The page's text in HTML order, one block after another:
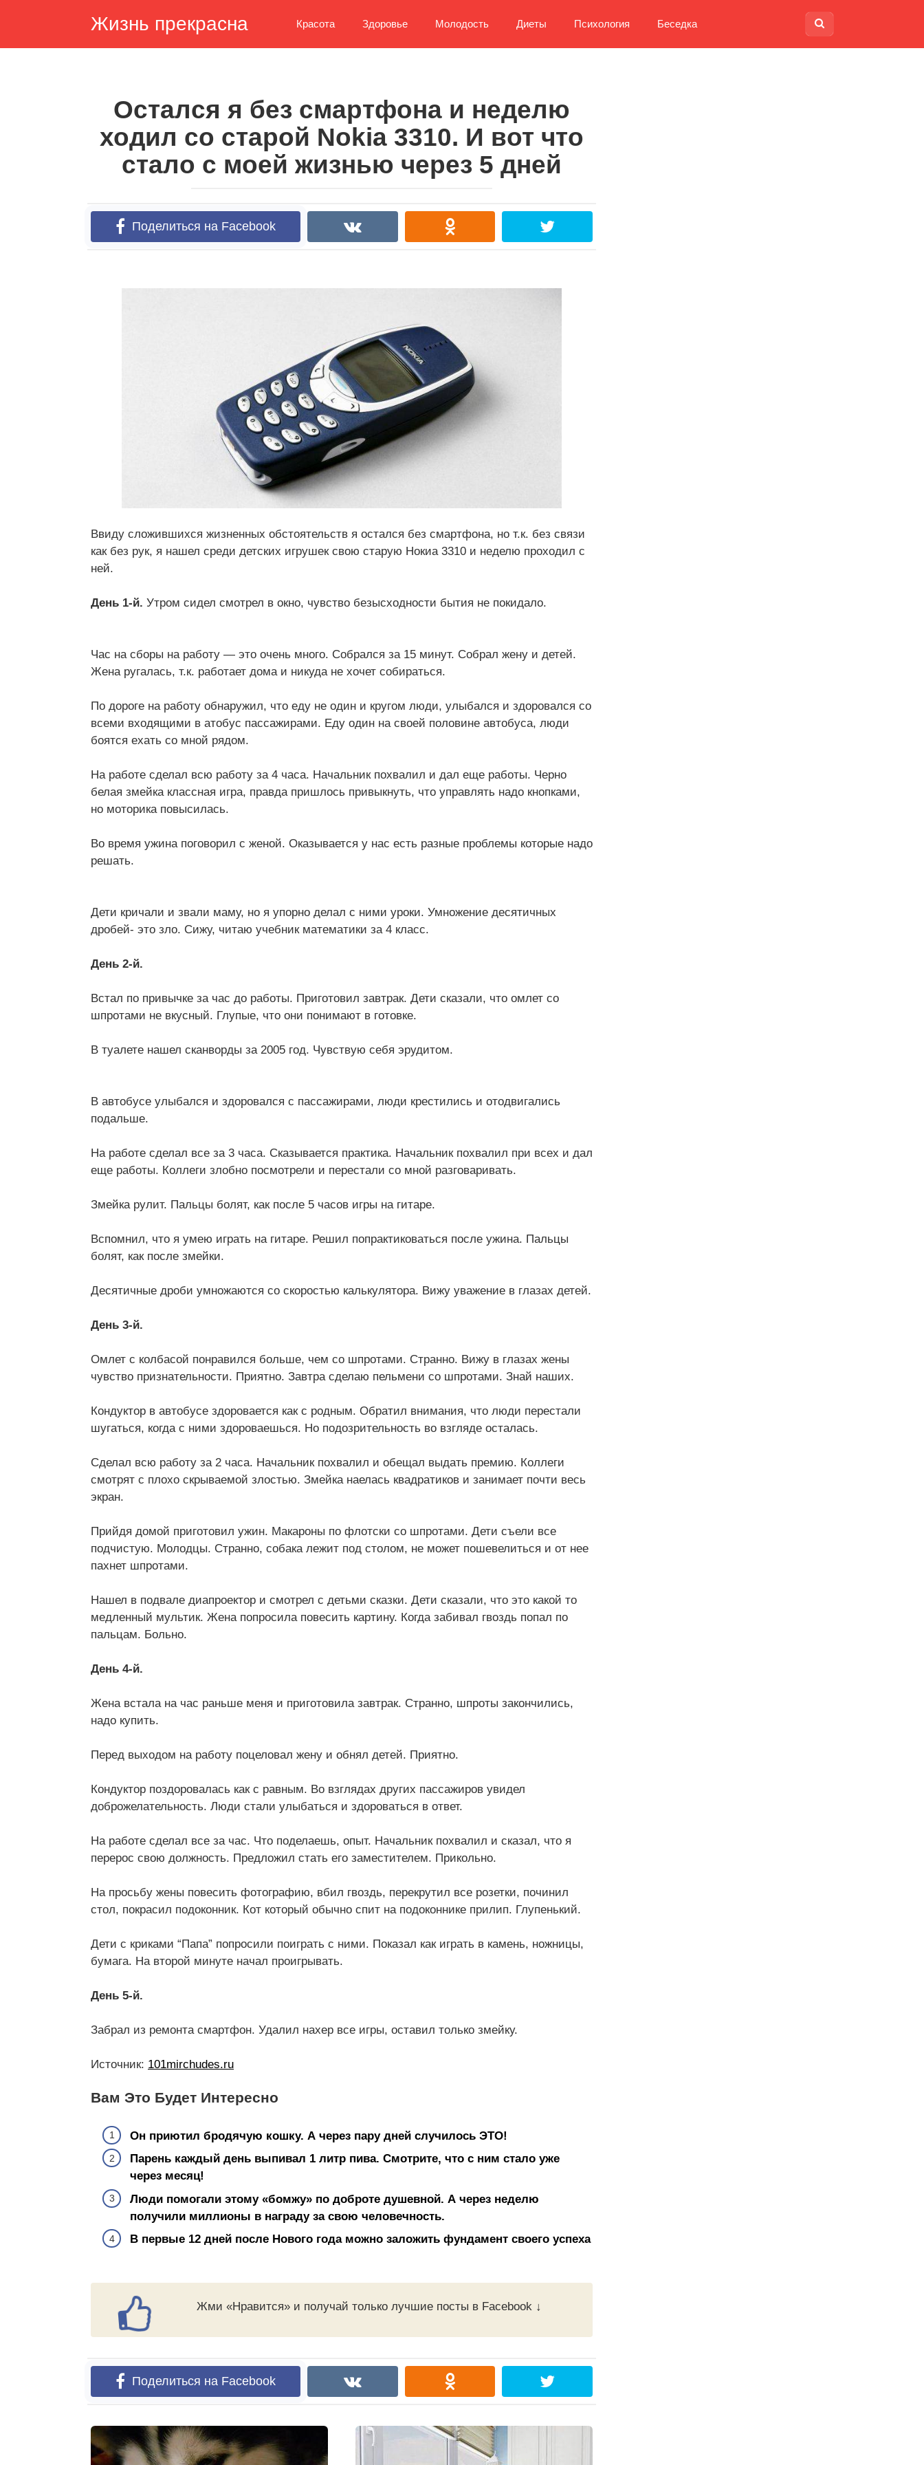
Жизнь прекрасна Красота Здоровье Молодость Диеты Психология Беседка
Остался я без смартфона и неделю
ходил со старой Nokia 3310. И вот что
стало с моей жизнью через 5 дней
Поделиться на Facebook
Ввиду сложившихся жизненных обстоятельств я остался без смартфона, но т.к. без связи
как без рук, я нашел среди детских игрушек свою старую Нокиа 3310 и неделю проходил с
ней.
День 1-й. Утром сидел смотрел в окно, чувство безысходности бытия не покидало.
Час на сборы на работу — это очень много. Собрался за 15 минут. Собрал жену и детей.
Жена ругалась, т.к. работает дома и никуда не хочет собираться.
По дороге на работу обнаружил, что еду не один и кругом люди, улыбался и здоровался со
всеми входящими в атобус пассажирами. Еду один на своей половине автобуса, люди
боятся ехать со мной рядом.
На работе сделал всю работу за 4 часа. Начальник похвалил и дал еще работы. Черно
белая змейка классная игра, правда пришлось привыкнуть, что управлять надо кнопками,
но моторика повысилась.
Во время ужина поговорил с женой. Оказывается у нас есть разные проблемы которые надо
решать.
Дети кричали и звали маму, но я упорно делал с ними уроки. Умножение десятичных
дробей- это зло. Сижу, читаю учебник математики за 4 класс.
День 2-й.
Встал по привычке за час до работы. Приготовил завтрак. Дети сказали, что омлет со
шпротами не вкусный. Глупые, что они понимают в готовке.
В туалете нашел сканворды за 2005 год. Чувствую себя эрудитом.
В автобусе улыбался и здоровался с пассажирами, люди крестились и отодвигались
подальше.
На работе сделал все за 3 часа. Сказывается практика. Начальник похвалил при всех и дал
еще работы. Коллеги злобно посмотрели и перестали со мной разговаривать.
Змейка рулит. Пальцы болят, как после 5 часов игры на гитаре.
Вспомнил, что я умею играть на гитаре. Решил попрактиковаться после ужина. Пальцы
болят, как после змейки.
Десятичные дроби умножаются со скоростью калькулятора. Вижу уважение в глазах детей.
День 3-й.
Омлет с колбасой понравился больше, чем со шпротами. Странно. Вижу в глазах жены
чувство признательности. Приятно. Завтра сделаю пельмени со шпротами. Знай наших.
Кондуктор в автобусе здоровается как с родным. Обратил внимания, что люди перестали
шугаться, когда с ними здороваешься. Но подозрительность во взгляде осталась.
Сделал всю работу за 2 часа. Начальник похвалил и обещал выдать премию. Коллеги
смотрят с плохо скрываемой злостью. Змейка наелась квадратиков и занимает почти весь
экран.
Прийдя домой приготовил ужин. Макароны по флотски со шпротами. Дети съели все
подчистую. Молодцы. Странно, собака лежит под столом, не может пошевелиться и от нее
пахнет шпротами.
Нашел в подвале диапроектор и смотрел с детьми сказки. Дети сказали, что это какой то
медленный мультик. Жена попросила повесить картину. Когда забивал гвоздь попал по
пальцам. Больно.
День 4-й.
Жена встала на час раньше меня и приготовила завтрак. Странно, шпроты закончились,
надо купить.
Перед выходом на работу поцеловал жену и обнял детей. Приятно.
Кондуктор поздоровалась как с равным. Во взглядах других пассажиров увидел
доброжелательность. Люди стали улыбаться и здороваться в ответ.
На работе сделал все за час. Что поделаешь, опыт. Начальник похвалил и сказал, что я
перерос свою должность. Предложил стать его заместителем. Прикольно.
На просьбу жены повесить фотографию, вбил гвоздь, перекрутил все розетки, починил
стол, покрасил подоконник. Кот который обычно спит на подоконнике прилип. Глупенький.
Дети с криками “Папа” попросили поиграть с ними. Показал как играть в камень, ножницы,
бумага. На второй минуте начал проигрывать.
День 5-й.
Забрал из ремонта смартфон. Удалил нахер все игры, оставил только змейку.
Источник: 101mirchudes.ru
Вам Это Будет Интересно
Он приютил бродячую кошку. А через пару дней случилось ЭТО!
Парень каждый день выпивал 1 литр пива. Смотрите, что с ним стало уже
через месяц!
Люди помогали этому «бомжу» по доброте душевной. А через неделю
получили миллионы в награду за свою человечность.
В первые 12 дней после Нового года можно заложить фундамент своего успеха
Жми «Нравится» и получай только лучшие посты в Facebook ↓
Поделиться на Facebook